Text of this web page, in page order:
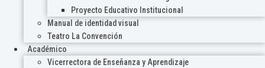
Proyecto Educativo Institucional
Manual de identidad visual
Teatro La Convención
Académico
Vicerrectora de Enseñanza y Aprendizaje